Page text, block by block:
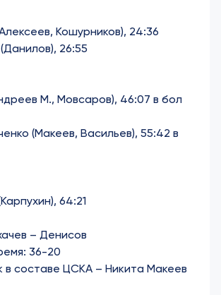
Кошурников), 24:36
26:55
М., Мовсаров), 46:07 в бол
(Макеев, Васильев), 55:42 в
64:21
– Денисов
36-20
в составе ЦСКА – Никита Макеев